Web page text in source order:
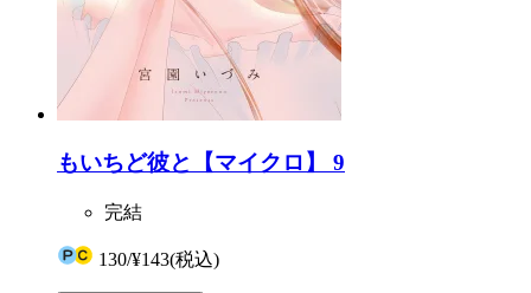
もいちど彼と【マイクロ】 9
完結
130/¥143(税込)